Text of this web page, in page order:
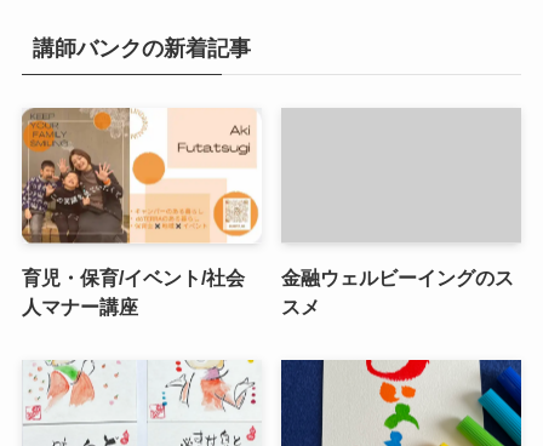
講師バンクの新着記事
育児・保育/イベント/社会
人マナー講座
金融ウェルビーイングのス
スメ